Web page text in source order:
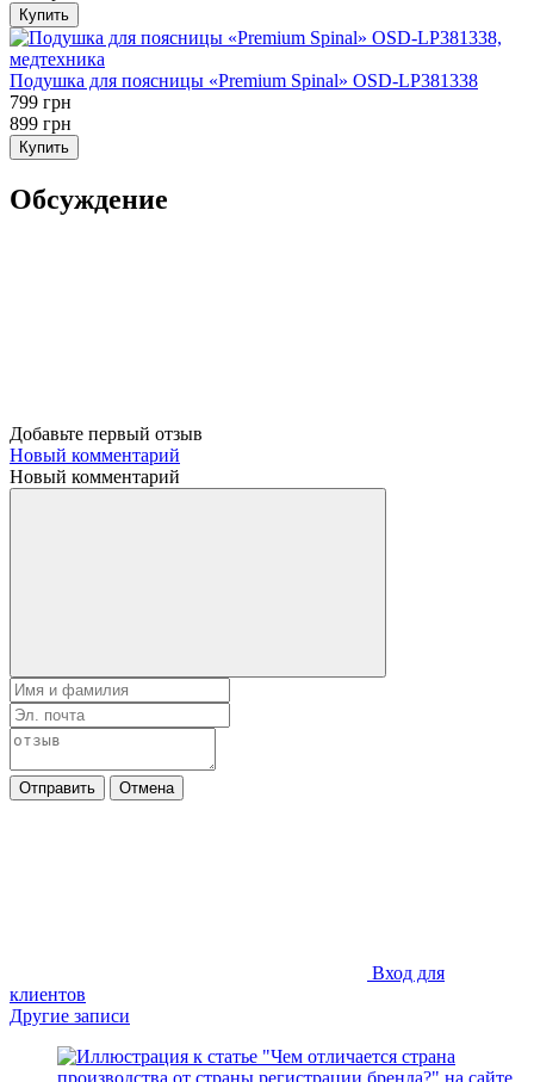
Купить
Подушка для поясницы «Premium Spinal» OSD-LP381338
799 грн
899 грн
Купить
Обсуждение
Добавьте первый отзыв
Новый комментарий
Новый комментарий
Отправить Отмена
Вход для
клиентов
Другие записи